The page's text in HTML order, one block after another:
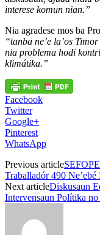
interese komun nian.”
Nia agradese mos ba
“tanba ne’e la’os
nia problema hodi
klimátika.”
Facebook
Twitter
Google+
Pinterest
WhatsApp
Previous article
Traballadór 490
Next articleDiskusaun
Intervensaun Polítika